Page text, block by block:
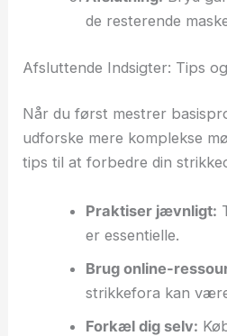
de resterende
Afsluttende Indsigter: Tips
Når du først mestrer
udforske mere komplekse
tips til at forbedre din
Praktiser jævnligt:
er essentielle.
Brug online-
strikkefora kan
Forkæl dig selv: